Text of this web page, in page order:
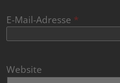
E-Mail-Adresse *
Website